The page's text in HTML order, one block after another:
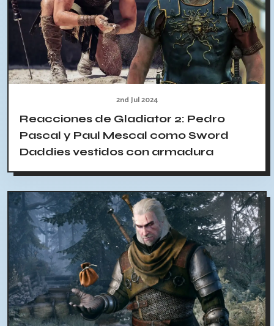
2nd Jul 2024
Reacciones de Gladiator 2: Pedro
Pascal y Paul Mescal como Sword
Daddies vestidos con armadura